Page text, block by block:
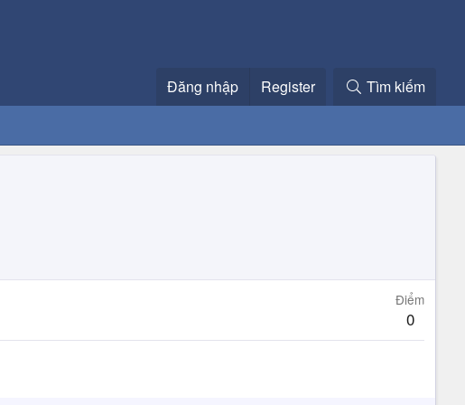
Đăng nhập Register Tìm kiếm
Điểm
0